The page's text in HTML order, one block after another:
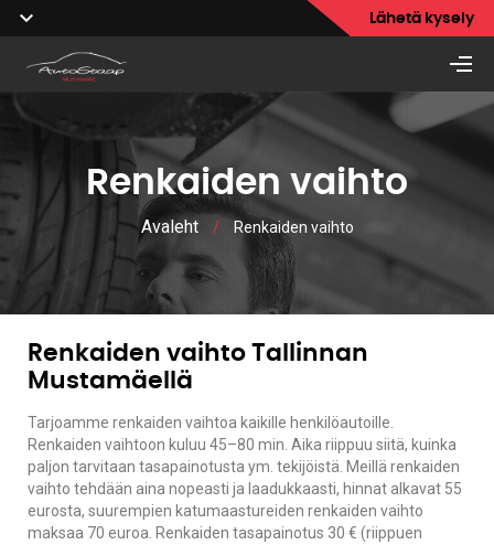
Lähetä kysely
Renkaiden vaihto
Avaleht / Renkaiden vaihto
Renkaiden vaihto Tallinnan
Mustamäellä
Tarjoamme renkaiden vaihtoa kaikille henkilöautoille.
Renkaiden vaihtoon kuluu 45–80 min. Aika riippuu siitä, kuinka
paljon tarvitaan tasapainotusta ym. tekijöistä. Meillä renkaiden
vaihto tehdään aina nopeasti ja laadukkaasti, hinnat alkavat 55
eurosta, suurempien katumaastureiden renkaiden vaihto
maksaa 70 euroa. Renkaiden tasapainotus 30 € (riippuen